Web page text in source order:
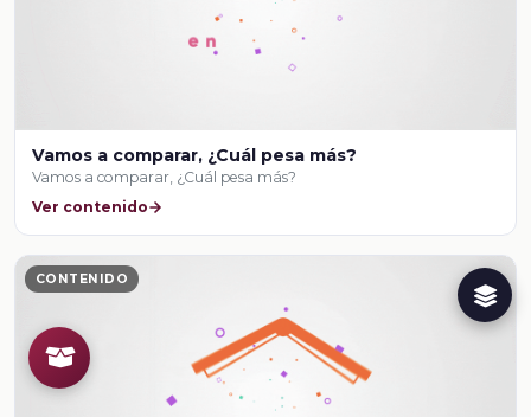
Vamos a comparar, ¿Cuál pesa más?
Vamos a comparar, ¿Cuál pesa más?
Ver contenido
CONTENIDO